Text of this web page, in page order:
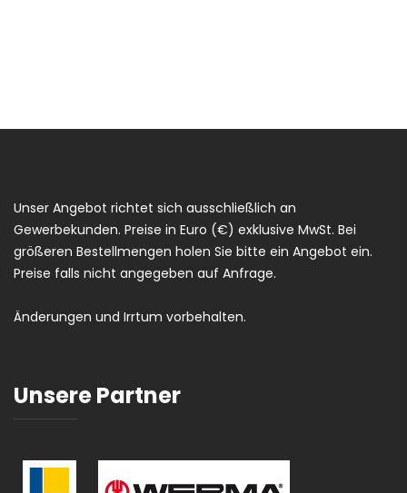
Unser Angebot richtet sich ausschließlich an
Gewerbekunden. Preise in Euro (€) exklusive MwSt. Bei
größeren Bestellmengen holen Sie bitte ein Angebot ein.
Preise falls nicht angegeben auf Anfrage.
Änderungen und Irrtum vorbehalten.
Unsere Partner